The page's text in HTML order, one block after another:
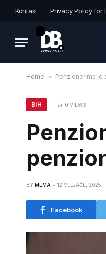
Kontakt Privacy Policy for
Home » Penzionerima
BIH 0VIEWS
BY MEMA 12 VELJAČE, 2025
Facebook